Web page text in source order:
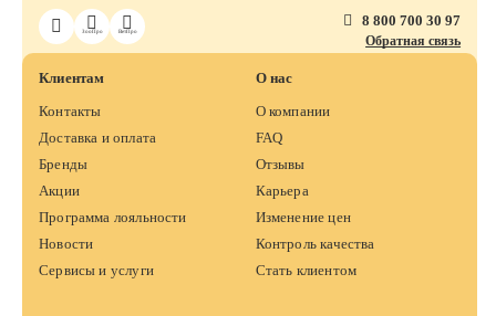
ЗооПро ВетПро
8 800 700 30 97
Обратная связь
Клиентам
Контакты
Доставка и оплата
Бренды
Акции
Программа лояльности
Новости
Сервисы и услуги
О нас
О компании
FAQ
Отзывы
Карьера
Изменение цен
Контроль качества
Стать клиентом